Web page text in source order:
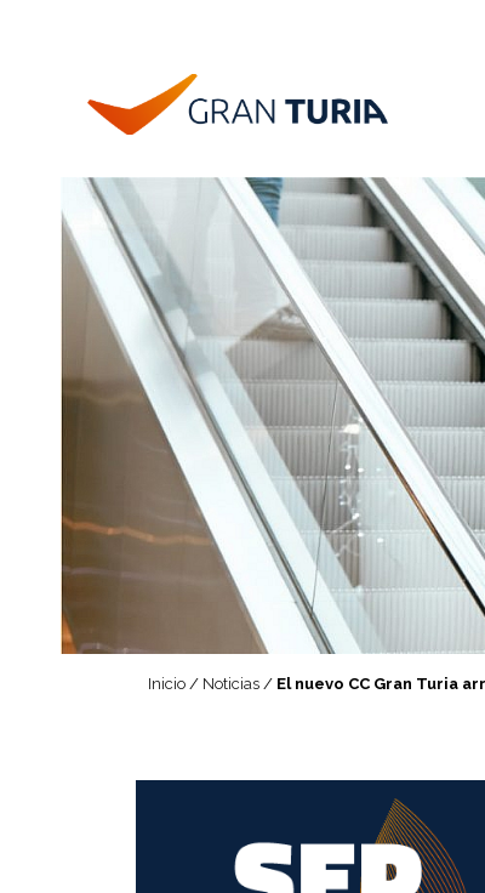
Inicio / Noticias / El nuevo CC Gran Turia